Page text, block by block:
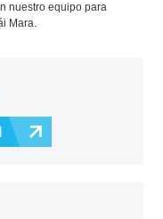
nuestro equipo para
Mara.